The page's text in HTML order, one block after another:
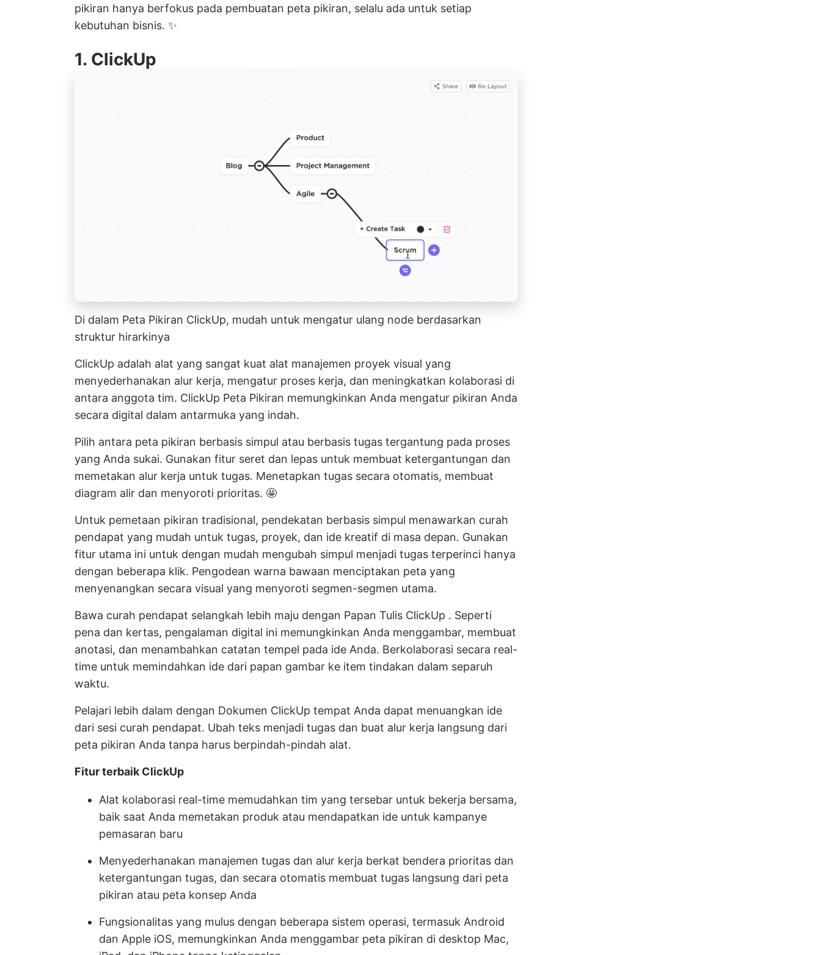
pikiran hanya berfokus pada pembuatan peta pikiran, selalu ada untuk setiap
kebutuhan bisnis. ✨
1. ClickUp
Di dalam Peta Pikiran ClickUp, mudah untuk mengatur ulang node berdasarkan
struktur hirarkinya
ClickUp adalah alat yang sangat kuat alat manajemen proyek visual yang
menyederhanakan alur kerja, mengatur proses kerja, dan meningkatkan kolaborasi di
antara anggota tim. ClickUp Peta Pikiran memungkinkan Anda mengatur pikiran Anda
secara digital dalam antarmuka yang indah.
Pilih antara peta pikiran berbasis simpul atau berbasis tugas tergantung pada proses
yang Anda sukai. Gunakan fitur seret dan lepas untuk membuat ketergantungan dan
memetakan alur kerja untuk tugas. Menetapkan tugas secara otomatis, membuat
diagram alir dan menyoroti prioritas. 🤩
Untuk pemetaan pikiran tradisional, pendekatan berbasis simpul menawarkan curah
pendapat yang mudah untuk tugas, proyek, dan ide kreatif di masa depan. Gunakan
fitur utama ini untuk dengan mudah mengubah simpul menjadi tugas terperinci hanya
dengan beberapa klik. Pengodean warna bawaan menciptakan peta yang
menyenangkan secara visual yang menyoroti segmen-segmen utama.
Bawa curah pendapat selangkah lebih maju dengan Papan Tulis ClickUp . Seperti
pena dan kertas, pengalaman digital ini memungkinkan Anda menggambar, membuat
anotasi, dan menambahkan catatan tempel pada ide Anda. Berkolaborasi secara real-
time untuk memindahkan ide dari papan gambar ke item tindakan dalam separuh
waktu.
Pelajari lebih dalam dengan Dokumen ClickUp tempat Anda dapat menuangkan ide
dari sesi curah pendapat. Ubah teks menjadi tugas dan buat alur kerja langsung dari
peta pikiran Anda tanpa harus berpindah-pindah alat.
Fitur terbaik ClickUp
Alat kolaborasi real-time memudahkan tim yang tersebar untuk bekerja bersama,
baik saat Anda memetakan produk atau mendapatkan ide untuk kampanye
pemasaran baru
Menyederhanakan manajemen tugas dan alur kerja berkat bendera prioritas dan
ketergantungan tugas, dan secara otomatis membuat tugas langsung dari peta
pikiran atau peta konsep Anda
Fungsionalitas yang mulus dengan beberapa sistem operasi, termasuk Android
dan Apple iOS, memungkinkan Anda menggambar peta pikiran di desktop Mac,